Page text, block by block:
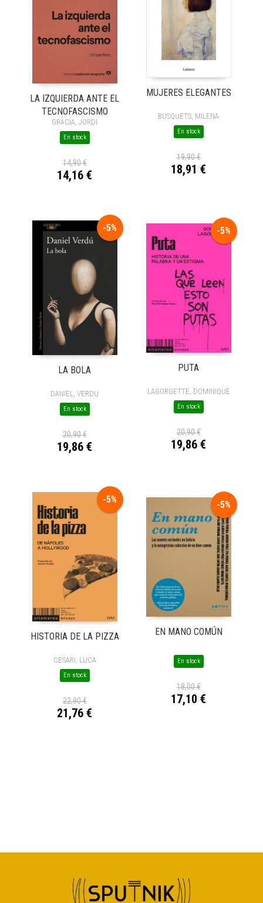
LA IZQUIERDA ANTE EL
TECNOFASCISMO
GRÀCIA, JORDI
En stock
14,90 €
14,16 €
MUJERES ELEGANTES
BUSQUETS, MILENA
En stock
19,90 €
18,91 €
-5%
LA BOLA
DANIEL, VERDU
En stock
20,90 €
19,86 €
-5%
PUTA
LAGORGETTE, DOMINIQUE
En stock
20,90 €
19,86 €
-5%
HISTORIA DE LA PIZZA
CESARI, LUCA
En stock
22,90 €
21,76 €
-5%
EN MANO COMÚN
En stock
18,00 €
17,10 €